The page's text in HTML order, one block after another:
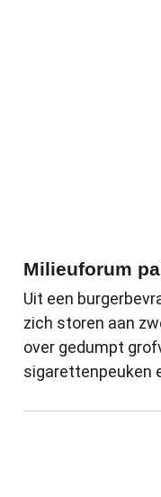
Milieuforum
Uit een
zich storen aan
over gedumpt
sigarettenpeuken